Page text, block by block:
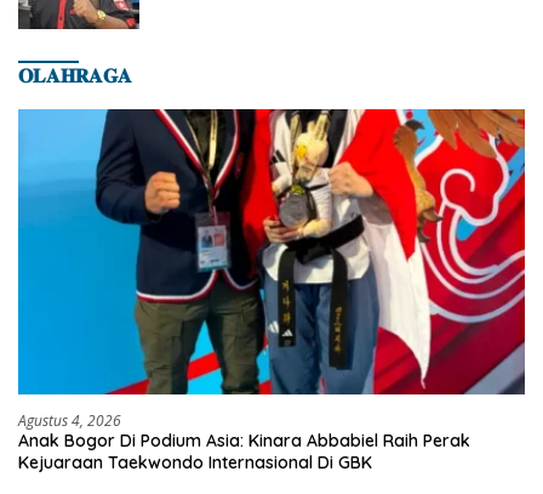
𝐎𝐋𝐀𝐇𝐑𝐀𝐆𝐀
Agustus 4, 2026
Anak Bogor Di Podium Asia: Kinara Abbabiel Raih Perak
Kejuaraan Taekwondo Internasional Di GBK